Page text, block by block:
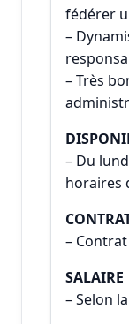
fédérer
–
– Très
– Du
horaires
–
SALAIRE
– Selon